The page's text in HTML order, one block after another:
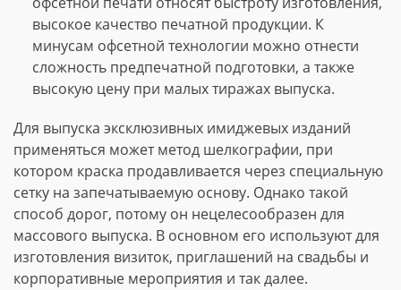
высокое качество печатной продукции. К
минусам офсетной технологии можно отнести
сложность предпечатной подготовки, а также
высокую цену при малых тиражах выпуска.
Для выпуска эксклюзивных имиджевых изданий
применяться может метод шелкографии, при
котором краска продавливается через специальную
сетку на запечатываемую основу. Однако такой
способ дорог, потому он нецелесообразен для
массового выпуска. В основном его используют для
изготовления визиток, приглашений на свадьбы и
корпоративные мероприятия и так далее.